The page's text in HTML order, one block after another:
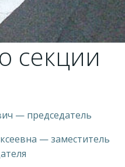
секции
— председатель
— заместитель